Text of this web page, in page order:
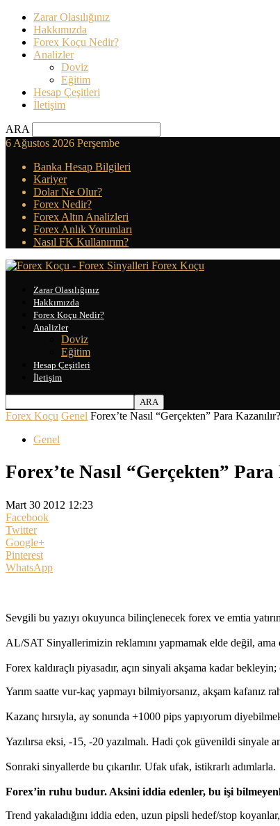
Zarar Olasılığınız
Hakkımızda
Forex Koçu Nedir?
Analizler
Doviz
Eğitim
Hesap Çeşitleri
İletişim
ARA
6 Ağustos 2026 Perşembe
Banka Hesap Bilgileri
Kariyer
Dolar Ne Olur?
Forex Nedir?
Forex Altın Analizleri
Forex Anlık Yorumları
Nasıl FK Kullanırım?
Forex Koçu
Zarar Olasılığınız
Hakkımızda
Forex Koçu Nedir?
Analizler
Doviz
Eğitim
Hesap Çeşitleri
İletişim
Forex Koçu Genel Forex’te Nasıl “Gerçekten” Para Kazanılır?
Genel
Forex’te Nasıl “Gerçekten” Para
Mart 30 2012 12:23
Facebook
Twitter
Google+
Pinterest
WhatsApp
Sevgili bu yazıyı okuyunca bilinçlenecek forex ve emtia
AL/SAT Sinyallerimizin reklamını yapmamak elde değil, ama
Forex kaldıraçlı piyasadır, açın sinyali akşama kadar
Yarım saatte vur-kaç yapmayı bilmiyorsanız, akşam kafanız
Kazanç hırsıyla, ay sonunda +1000 pips yapıyorum
Yazılırsa eksi, -15, -20 yazılmalı. Hadi çok güvenildi sinyale
Sonraki sinyallerde bu çıkarılır. Ufak ufak, istikrarlı adımlarla.
Forex’in ruhu budur. Aksini iddia edenler, bu işi
Trend yakaladığını iddia eden, uzun pipsli hedef/stop